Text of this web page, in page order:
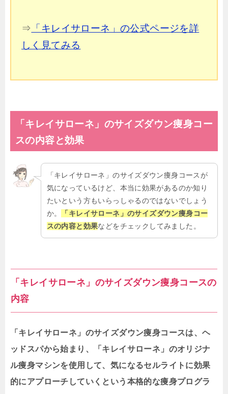
⇒
「キレイサローネ」の公式ページを詳
しく見てみる
「キレイサローネ」のサイズダウン痩身コー
スの内容と効果
「キレイサローネ」のサイズダウン痩身コースが
気になっているけど、本当に効果があるのか知り
たいという方もいらっしゃるのではないでしょう
か。
「キレイサローネ」のサイズダウン痩身コー
スの内容と効果などをチェックしてみました。
「キレイサローネ」のサイズダウン痩身コースの
内容
「キレイサローネ」のサイズダウン痩身コースは、ヘ
ッドスパから始まり、「キレイサローネ」のオリジナ
ル痩身マシンを使用して、気になるセルライトに効果
的にアプローチしていくという本格的な痩身プログラ